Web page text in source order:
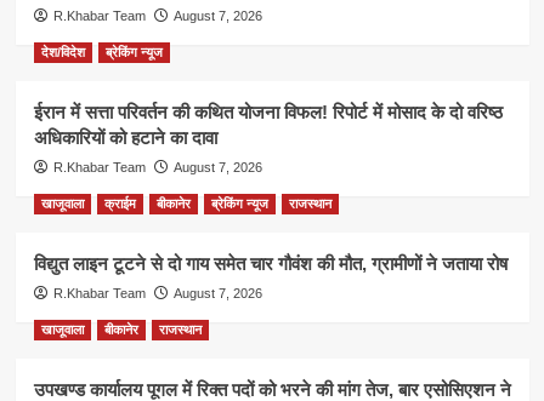
R.Khabar Team August 7, 2026
देश/विदेश ब्रेकिंग न्यूज
ईरान में सत्ता परिवर्तन की कथित योजना विफल! रिपोर्ट में मोसाद के दो वरिष्ठ
अधिकारियों को हटाने का दावा
R.Khabar Team August 7, 2026
खाजूवाला क्राईम बीकानेर ब्रेकिंग न्यूज राजस्थान
विद्युत लाइन टूटने से दो गाय समेत चार गौवंश की मौत, ग्रामीणों ने जताया रोष
R.Khabar Team August 7, 2026
खाजूवाला बीकानेर राजस्थान
उपखण्ड कार्यालय पूगल में रिक्त पदों को भरने की मांग तेज, बार एसोसिएशन ने